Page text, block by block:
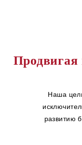
Продвигая
Наша
развитию